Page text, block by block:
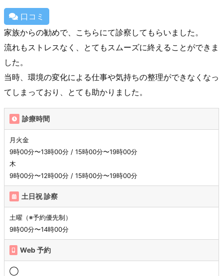
口コミ
家族からの勧めで、こちらにて診察してもらいました。
流れもストレスなく、とてもスムーズに終えることができま
した。
当時、環境の変化による仕事や気持ちの整理ができなくなっ
てしまっており、とても助かりました。
診療時間
月火金
9時00分〜13時00分 / 15時00分〜19時00分
木
9時00分〜12時00分 / 15時00分〜19時00分
土日祝 診察
土曜（※予約優先制）
9時00分〜14時00分
Web 予約
◯